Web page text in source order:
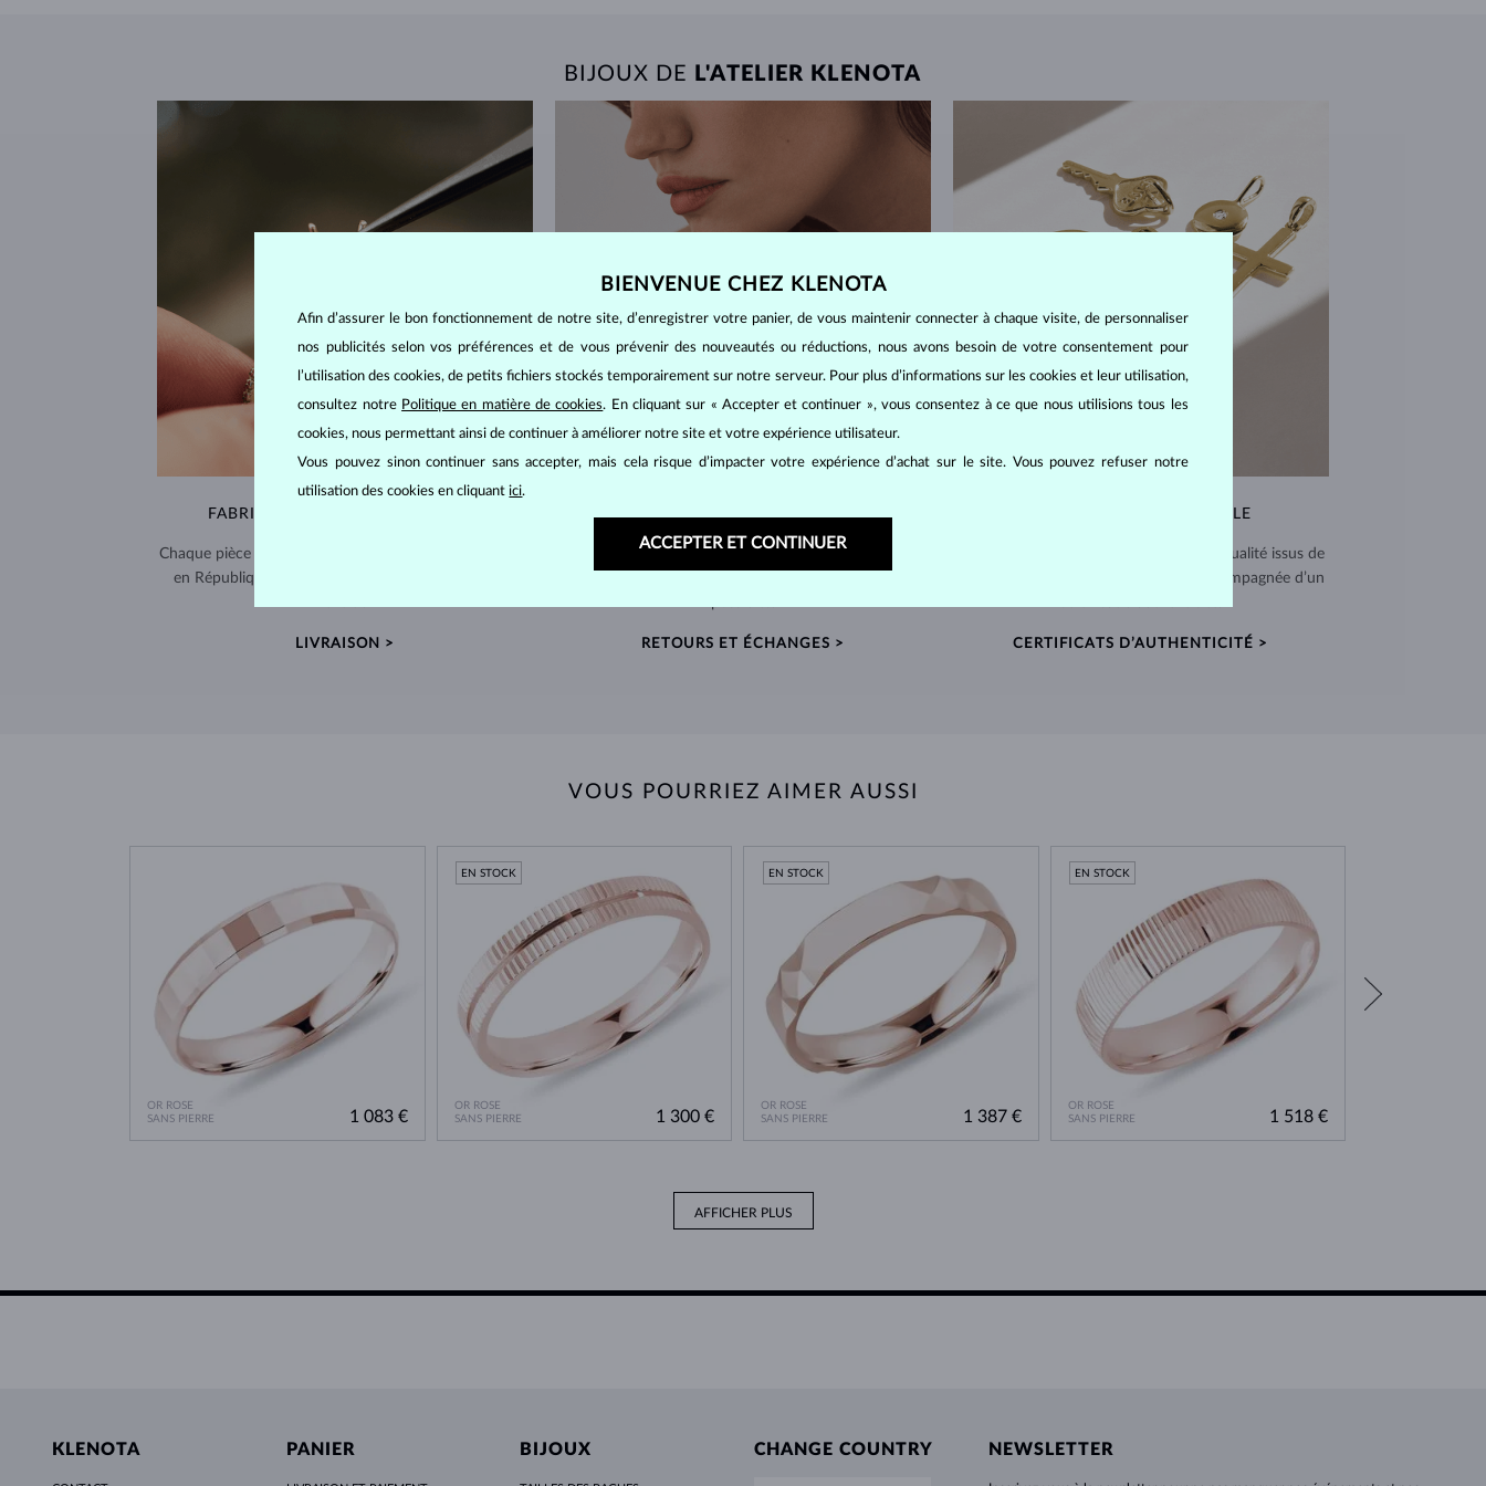
BIJOUX DE L'ATELIER KLENOTA
FABRIQUÉS À LA MAIN À PRAGUE
Chaque pièce est fabriquée à la main dans notre atelier
en République tchèque et expédiée dans le monde
LIVRAISON >
RETOURS SOUS 60 JOURS
Prenez le temps de trouver le bijou qui vous
RETOURS ET ÉCHANGES >
QUALITÉ EXCEPTIONNELLE
Nous utilisons des matériaux de haute qualité issus de
sources vérifiées. Chaque pièce est accompagnée d’un
CERTIFICATS D’AUTHENTICITÉ >
VOUS POURRIEZ AIMER AUSSI
OR ROSE
SANS PIERRE
1 083 €
OR ROSE
SANS PIERRE
EN STOCK
1 300 €
OR ROSE
SANS PIERRE
EN STOCK
1 387 €
OR ROSE
SANS PIERRE
EN STOCK
1 518 €
AFFICHER PLUS
KLENOTA PANIER BIJOUX CHANGE COUNTRY NEWSLETTER
BIENVENUE CHEZ KLENOTA
Afin d’assurer le bon fonctionnement de notre site, d’enregistrer votre panier, de vous maintenir connecter à chaque visite, de personnaliser
nos publicités selon vos préférences et de vous prévenir des nouveautés ou réductions, nous avons besoin de votre consentement pour
l’utilisation des cookies, de petits fichiers stockés temporairement sur notre serveur. Pour plus d’informations sur les cookies et leur utilisation,
consultez notre Politique en matière de cookies. En cliquant sur « Accepter et continuer », vous consentez à ce que nous utilisions tous les
cookies, nous permettant ainsi de continuer à améliorer notre site et votre expérience utilisateur.
Vous pouvez sinon continuer sans accepter, mais cela risque d’impacter votre expérience d’achat sur le site. Vous pouvez refuser notre
utilisation des cookies en cliquantici.
ACCEPTER ET CONTINUER